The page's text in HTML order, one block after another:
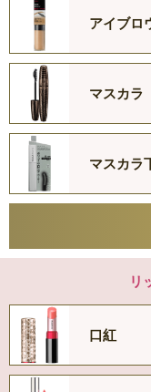
アイブロ
マスカラ
マスカラ
リ
口紅